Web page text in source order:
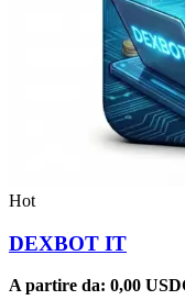
Hot
DEXBOT IT
A partire da: 0,00